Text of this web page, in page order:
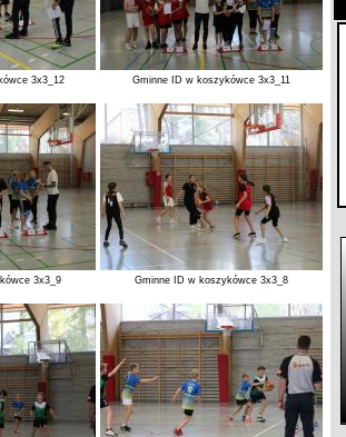
3x3_12 Gminne ID w koszykówce 3x3_11
3x3_9 Gminne ID w koszykówce 3x3_8